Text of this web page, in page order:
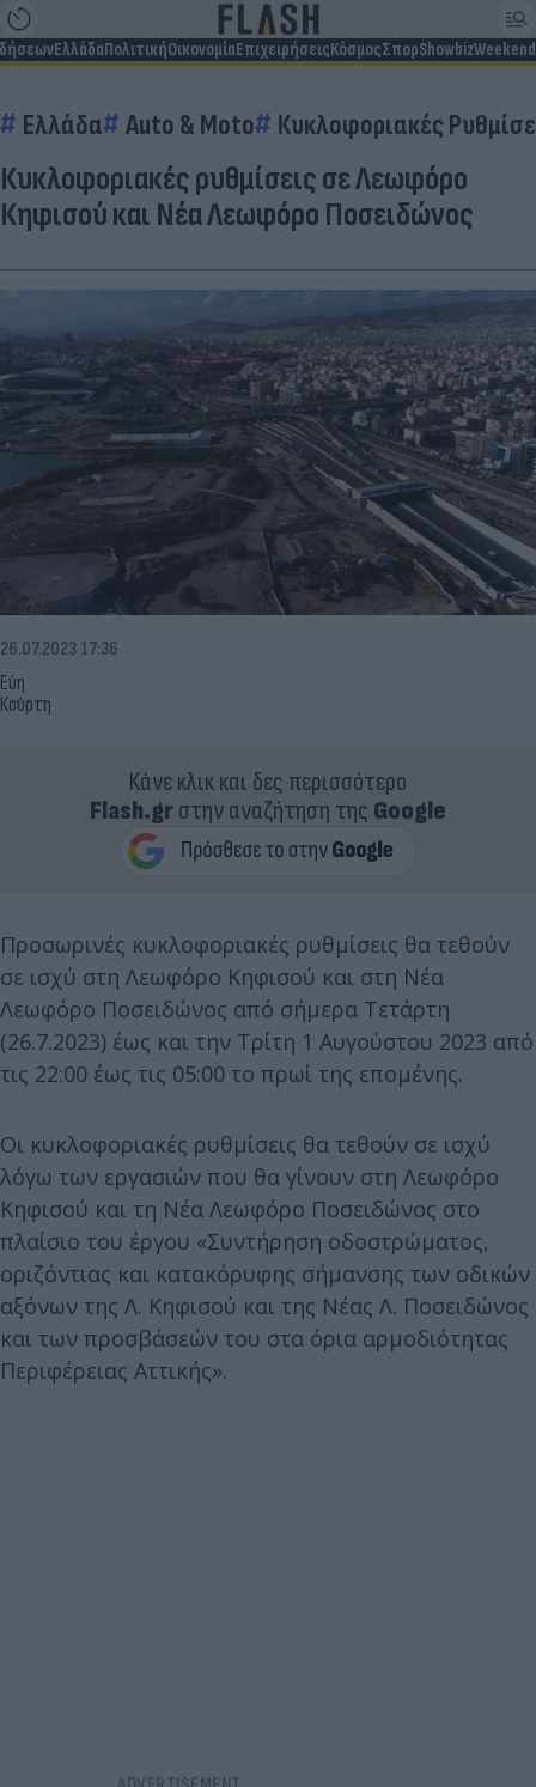
ΕλλάδαΠολιτικήΟικονομίαΕπιχειρήσειςΚόσμοςΣπορShowbizWeekend
Ελλάδα Auto & Moto Κυκλοφοριακές
Κυκλοφοριακές ρυθμίσεις σε Λεωφόρο
Κηφισού και Νέα Λεωφόρο Ποσειδώνος
Εύη
Κούρτη
26.07.2023 17:36
Κάνε κλικ και δες περισσότερο
Flash.grστην αναζήτηση της Google
Προσωρινές κυκλοφοριακές ρυθμίσεις θα τεθούν
σε ισχύ στη Λεωφόρο Κηφισού και στη Νέα
Λεωφόρο Ποσειδώνος από σήμερα Τετάρτη
(26.7.2023) έως και την Τρίτη 1 Αυγούστου 2023 από
τις 22:00 έως τις 05:00 το πρωί της επομένης.
Οι κυκλοφοριακές ρυθμίσεις θα τεθούν σε ισχύ
λόγω των εργασιών που θα γίνουν στη Λεωφόρο
Κηφισού και τη Νέα Λεωφόρο Ποσειδώνος στο
πλαίσιο του έργου «Συντήρηση οδοστρώματος,
οριζόντιας και κατακόρυφης σήμανσης των οδικών
αξόνων της Λ. Κηφισού και της Νέας Λ. Ποσειδώνος
και των προσβάσεών του στα όρια αρμοδιότητας
Περιφέρειας Αττικής».